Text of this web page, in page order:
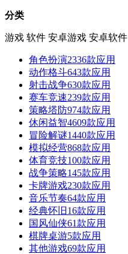
分类
游戏 软件 安卓游戏 安卓软件
角色扮演2336款应用
动作格斗643款应用
射击战争630款应用
赛车竞速239款应用
策略塔防974款应用
休闲益智4609款应用
冒险解谜1440款应用
模拟经营868款应用
体育竞技100款应用
战争策略145款应用
卡牌游戏230款应用
音乐节奏64款应用
经典怀旧 16款应用
国风仙侠61款应用
棋牌桌游5款应用
其他游戏69款应用